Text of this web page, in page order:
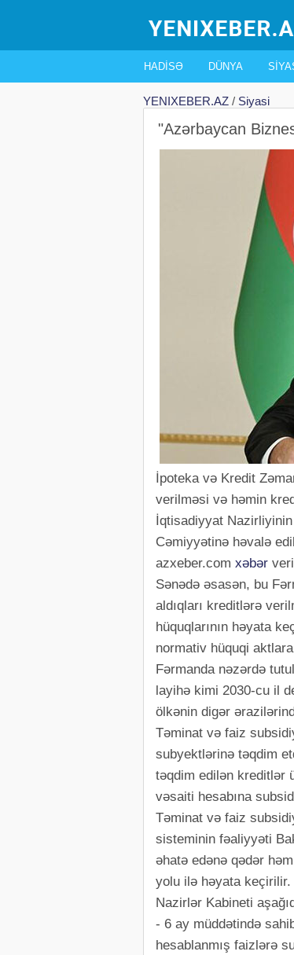
HADISƏ DÜNYA
YENIXEBER.AZ / Siyasi
"Azərbaycan
İpoteka və Kredit
verilməsi və həmin
İqtisadiyyat
Cəmiyyətinə həvalə
azxeber.com xəbər
Sənədə əsasən, bu
aldıqları kreditlərə
hüquqlarının həyata
normativ hüquqi
Fərmanda nəzərdə
layihə kimi 2030-cu il
ölkənin digər
Təminat və faiz
subyektlərinə təqdim
təqdim edilən kreditlər
vəsaiti hesabına
Təminat və faiz
sisteminin fəaliyyəti
əhatə edənə qədər
yolu ilə həyata keçirilir.
Nazirlər Kabineti
- 6 ay müddətində
hesablanmış faizlərə